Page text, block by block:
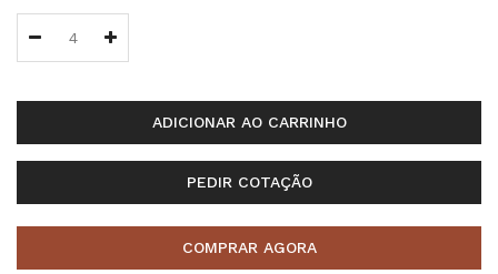
ADICIONAR AO CARRINHO
PEDIR COTAÇÃO
COMPRAR AGORA